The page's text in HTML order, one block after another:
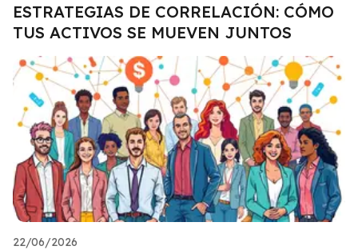
ESTRATEGIAS DE CORRELACIÓN: CÓMO
TUS ACTIVOS SE MUEVEN JUNTOS
22/06/2026